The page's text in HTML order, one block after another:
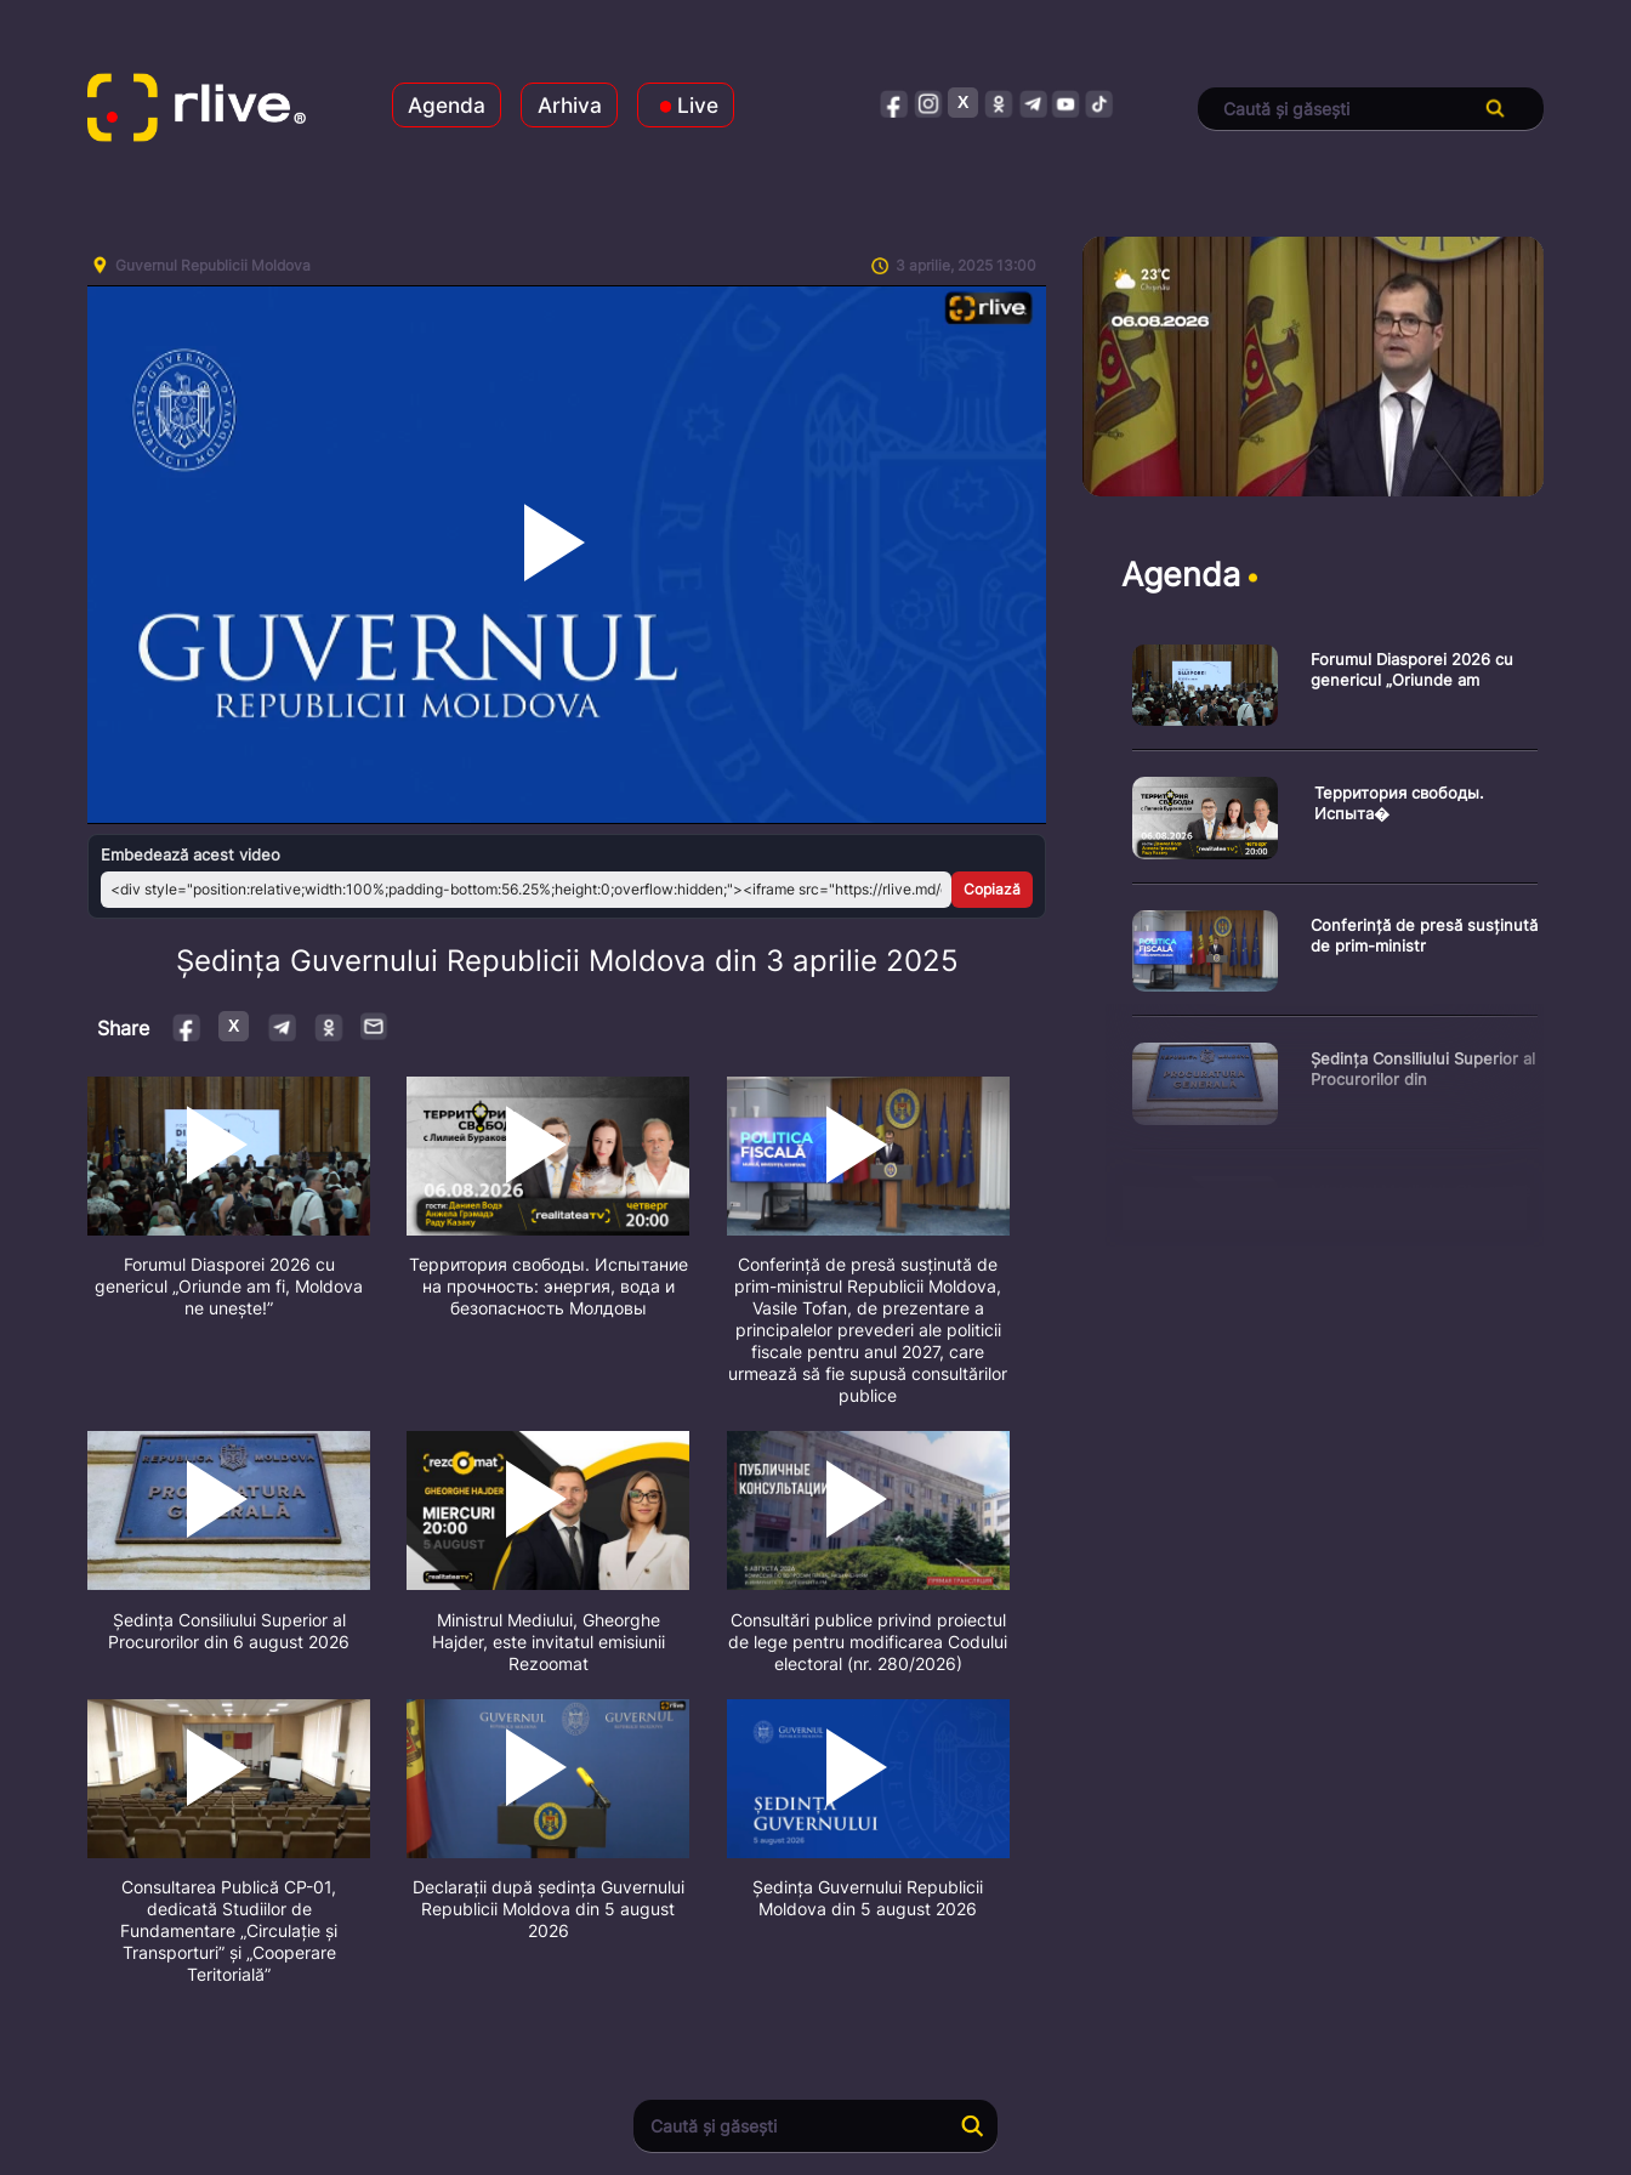
Agenda Arhiva Live
Guvernul Republicii Moldova 3 aprilie, 2025 13:00
Play
Video
Embedează acest video
Copiază
Ședința Guvernului Republicii Moldova din 3 aprilie 2025
Share
Forumul Diasporei 2026 cu
genericul „Oriunde am fi, Moldova
ne unește!”
Территория свободы. Испытание
на прочность: энергия, вода и
безопасность Молдовы
Conferință de presă susținută de
prim-ministrul Republicii Moldova,
Vasile Tofan, de prezentare a
principalelor prevederi ale politicii
fiscale pentru anul 2027, care
urmează să fie supusă consultărilor
publice
Ședința Consiliului Superior al
Procurorilor din 6 august 2026
Ministrul Mediului, Gheorghe
Hajder, este invitatul emisiunii
Rezoomat
Consultări publice privind proiectul
de lege pentru modificarea Codului
electoral (nr. 280/2026)
Consultarea Publică CP-01,
dedicată Studiilor de
Fundamentare „Circulație și
Transporturi” și „Cooperare
Teritorială”
Declarații după ședința Guvernului
Republicii Moldova din 5 august
2026
Ședința Guvernului Republicii
Moldova din 5 august 2026
Agenda
Forumul Diasporei 2026 cu
genericul „Oriunde am
Территория свободы.
Испыта�
Conferință de presă susținută
de prim-ministr
Ședința Consiliului Superior al
Procurorilor din